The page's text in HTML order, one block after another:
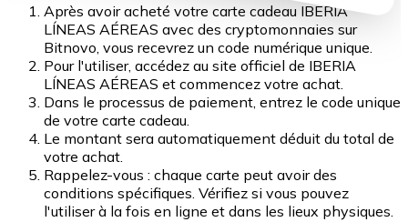
Après avoir acheté votre carte cadeau IBERIA
LÍNEAS AÉREAS avec des cryptomonnaies sur
Bitnovo, vous recevrez un code numérique unique.
Pour l'utiliser, accédez au site officiel de IBERIA
LÍNEAS AÉREAS et commencez votre achat.
Dans le processus de paiement, entrez le code unique
de votre carte cadeau.
Le montant sera automatiquement déduit du total de
votre achat.
Rappelez-vous : chaque carte peut avoir des
conditions spécifiques. Vérifiez si vous pouvez
l'utiliser à la fois en ligne et dans les lieux physiques.